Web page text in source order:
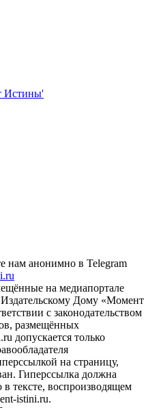
нам анонимно в Telegram
на медиапортале
Дому «Момент
с законодательством
размещённых
допускается только
на страницу,
Гиперссылка должна
в тексте, воспроизводящем
istini.ru.